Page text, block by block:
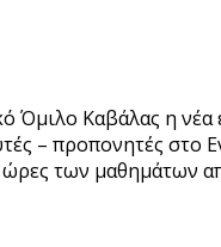
Όμιλο Καβάλας η
– προπονητές
ώρες των μαθημάτων